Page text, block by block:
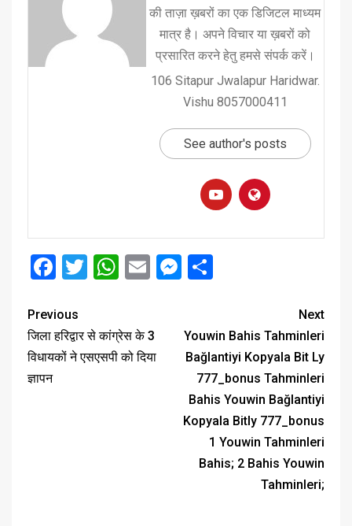
की ताज़ा ख़बरों का एक डिजिटल माध्यम
मात्र है। अपने विचार या ख़बरों को
प्रसारित करने हेतु हमसे संपर्क करें।
106 Sitapur Jwalapur Haridwar.
Vishu 8057000411
See author's posts
Facebook
Twitter
WhatsApp
EmailMessenger
Previous
जिला हरिद्वार से कांग्रेस के 3
विधायकों ने एसएसपी को दिया
ज्ञापन
Next
Youwin Bahis Tahminleri
Bağlantiyi Kopyala Bit Ly
777_bonus Tahminleri
Bahis Youwin Bağlantiyi
Kopyala Bitly 777_bonus
1 Youwin Tahminleri
Bahis; 2 Bahis Youwin
Tahminleri;